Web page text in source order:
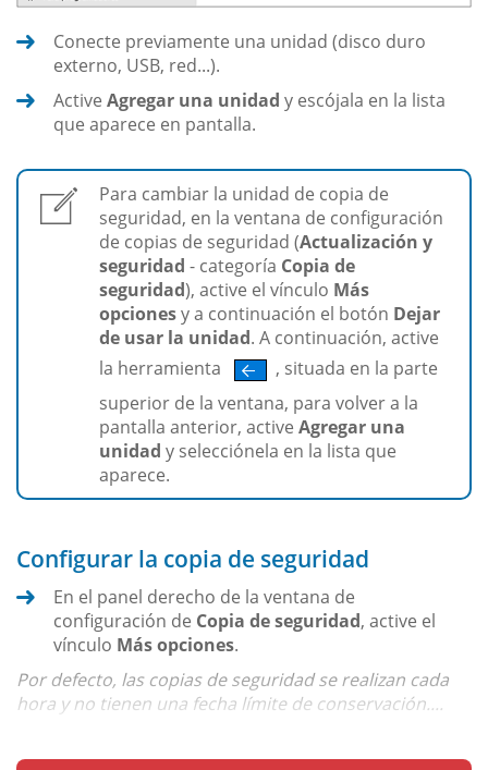
Conecte previamente una unidad (disco duro
externo, USB, red...).
Active Agregar una unidad y escójala en la lista
que aparece en pantalla.
Para cambiar la unidad de copia de
seguridad, en la ventana de configuración
de copias de seguridad (Actualización y
seguridad - categoría Copia de
seguridad), active el vínculo Más
opcionesy a continuación el botón Dejar
de usar la unidad. A continuación, active
la herramienta
, situada en la parte
superior de la ventana, para volver a la
pantalla anterior, active Agregar una
unidad y selecciónela en la lista que
aparece.
Configurar la copia de seguridad
En el panel derecho de la ventana de
configuración de Copia de seguridad, active el
vínculo Más opciones.
Por defecto, las copias de seguridad se realizan cada
hora y no tienen una fecha límite de conservación....